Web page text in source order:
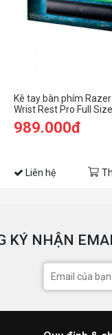
Kê tay bàn phím
Wrist Rest Pro Full
989.000đ
Liên hệ
KÝ NHẬN